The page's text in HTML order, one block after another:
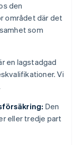
den
området där det
som
en lagstadgad
Vi
Den
eller tredje part